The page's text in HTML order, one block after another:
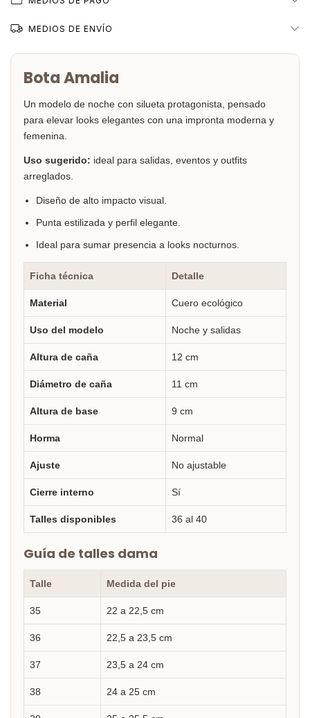
MEDIOS DE ENVÍO
Bota Amalia
Un modelo de noche con silueta protagonista, pensado
para elevar looks elegantes con una impronta moderna y
femenina.
Uso sugerido: ideal para salidas, eventos y outfits
arreglados.
Diseño de alto impacto visual.
Punta estilizada y perfil elegante.
Ideal para sumar presencia a looks nocturnos.
Ficha técnica Detalle
Material Cuero ecológico
Uso del modelo Noche y salidas
Altura de caña 12 cm
Diámetro de caña 11 cm
Altura de base 9 cm
Horma Normal
Ajuste No ajustable
Cierre interno Sí
Talles disponibles 36 al 40
Guía de talles dama
Talle Medida del pie
35 22 a 22,5 cm
36 22,5 a 23,5 cm
37 23,5 a 24 cm
38 24 a 25 cm